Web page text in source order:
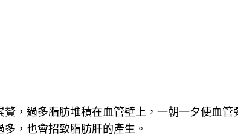
贅，過多脂肪堆積在血管壁上，一朝一夕使血管
，也會招致脂肪肝的產生。